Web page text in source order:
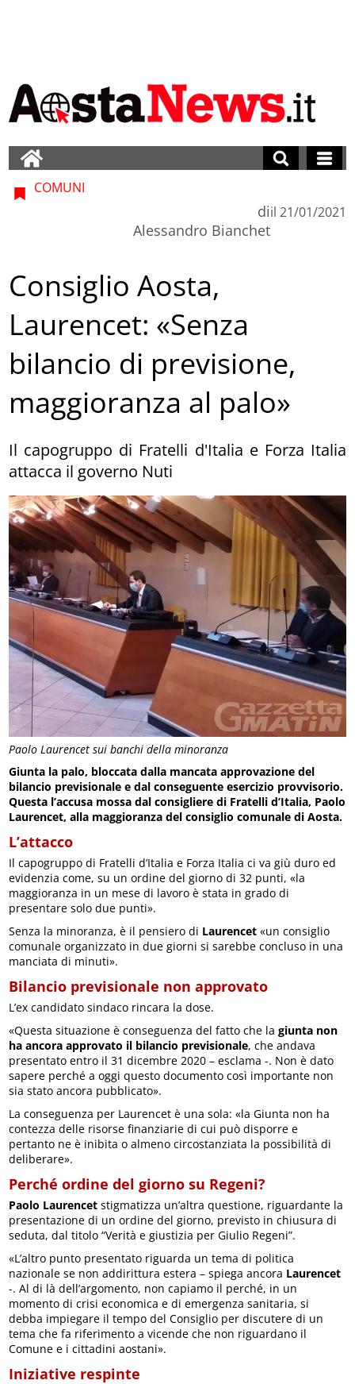
Paolo Laurencet sui banchi della minoranza
COMUNI
di
Alessandro Bianchet
il 21/01/2021
Consiglio Aosta,
Laurencet: «Senza
bilancio di previsione,
maggioranza al palo»
Il capogruppo di Fratelli d'Italia e Forza Italia
attacca il governo Nuti
Giunta la palo, bloccata dalla mancata approvazione del
bilancio previsionale e dal conseguente esercizio provvisorio.
Questa l’accusa mossa dal consigliere di Fratelli d’Italia, Paolo
Laurencet, alla maggioranza del consiglio comunale di Aosta.
L’attacco
Il capogruppo di Fratelli d’Italia e Forza Italia ci va giù duro ed
evidenzia come, su un ordine del giorno di 32 punti, «la
maggioranza in un mese di lavoro è stata in grado di
presentare solo due punti».
Senza la minoranza, è il pensiero di Laurencet «un consiglio
comunale organizzato in due giorni si sarebbe concluso in una
manciata di minuti».
Bilancio previsionale non approvato
L’ex candidato sindaco rincara la dose.
«Questa situazione è conseguenza del fatto che lagiunta non
ha ancora approvato il bilancio previsionale, che andava
presentato entro il 31 dicembre 2020 – esclama -. Non è dato
sapere perché a oggi questo documento così importante non
sia stato ancora pubblicato».
La conseguenza per Laurencet è una sola: «la Giunta non ha
contezza delle risorse finanziarie di cui può disporre e
pertanto ne è inibita o almeno circostanziata la possibilità di
deliberare».
Perché ordine del giorno su Regeni?
Paolo Laurencet stigmatizza un’altra questione, riguardante la
presentazione di un ordine del giorno, previsto in chiusura di
seduta, dal titolo “Verità e giustizia per Giulio Regeni”.
«L’altro punto presentato riguarda un tema di politica
nazionale se non addirittura estera – spiega ancora Laurencet
-. Al di là dell’argomento, non capiamo il perché, in un
momento di crisi economica e di emergenza sanitaria, si
debba impiegare il tempo del Consiglio per discutere di un
tema che fa riferimento a vicende che non riguardano il
Comune e i cittadini aostani».
Iniziative respinte